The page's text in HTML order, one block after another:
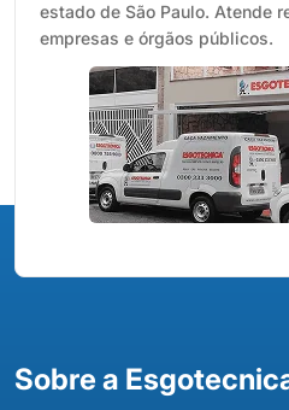
estado de São Paulo. Atende
empresas e órgãos públicos.
Sobre a